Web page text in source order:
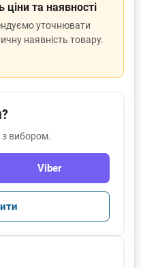
та наявності
уточнювати
наявність товару.
з вибором.
Viber